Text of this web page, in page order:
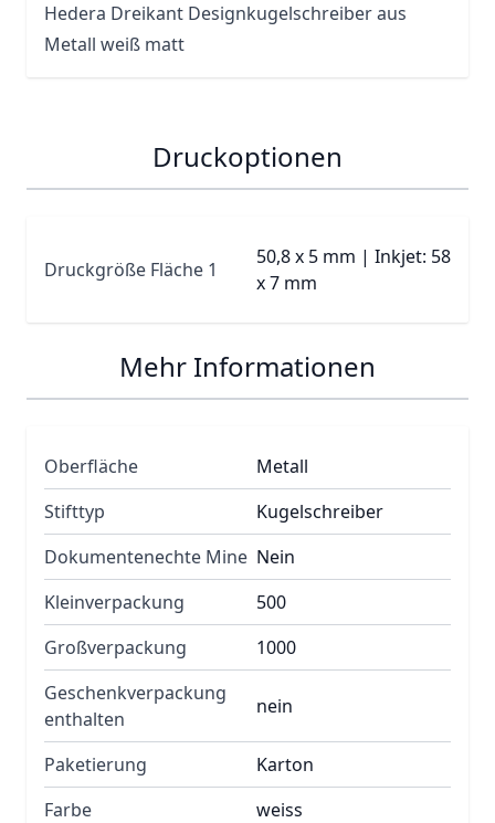
Hedera Dreikant Designkugelschreiber aus
Metall weiß matt
Druckoptionen
Druckgröße Fläche 1
50,8 x 5 mm | Inkjet: 58
x 7 mm
Mehr Informationen
Oberfläche
Metall
Stifttyp
Kugelschreiber
Dokumentenechte Mine Nein
Kleinverpackung
500
Großverpackung
1000
Geschenkverpackung
enthalten
nein
Paketierung
Karton
Farbe
weiss